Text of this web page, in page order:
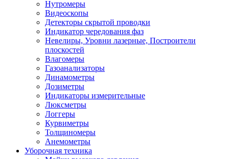
Нутромеры
Видеоскопы
Детекторы скрытой проводки
Индикатор чередования фаз
Невелиры, Уровни лазерные, Построители
плоскостей
Влагомеры
Газоанализаторы
Динамометры
Дозиметры
Индикаторы измерительные
Люксметры
Логгеры
Курвиметры
Толщиномеры
Анемометры
Уборочная техника